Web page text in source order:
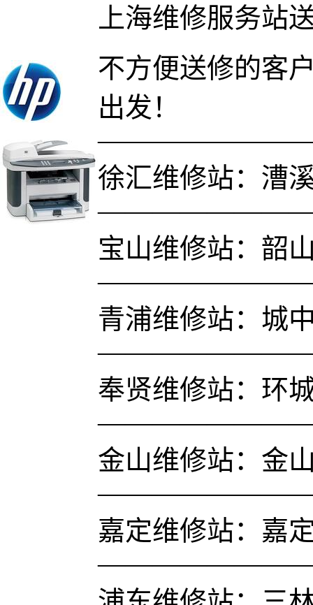
上海维修服务站
不方便送修的客
出发！
徐汇维修站：漕
宝山维修站：韶
青浦维修站：城
奉贤维修站：环
金山维修站：金
嘉定维修站：嘉